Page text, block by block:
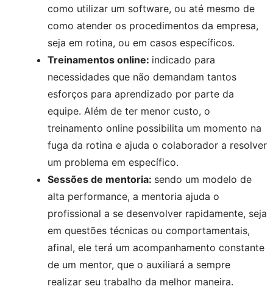
como utilizar um software, ou até mesmo de
como atender os procedimentos da empresa,
seja em rotina, ou em casos específicos.
Treinamentos online: indicado para
necessidades que não demandam tantos
esforços para aprendizado por parte da
equipe. Além de ter menor custo, o
treinamento online possibilita um momento na
fuga da rotina e ajuda o colaborador a resolver
um problema em específico.
Sessões de mentoria: sendo um modelo de
alta performance, a mentoria ajuda o
profissional a se desenvolver rapidamente, seja
em questões técnicas ou comportamentais,
afinal, ele terá um acompanhamento constante
de um mentor, que o auxiliará a sempre
realizar seu trabalho da melhor maneira.